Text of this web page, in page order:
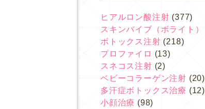
ヒアルロン酸注射 (377)
スキンバイブ（ボライト）
ボトックス注射 (218)
プロファイロ (13)
スネコス注射 (2)
ベビーコラーゲン注射 (20)
多汗症ボトックス治療 (12)
小顔治療 (98)